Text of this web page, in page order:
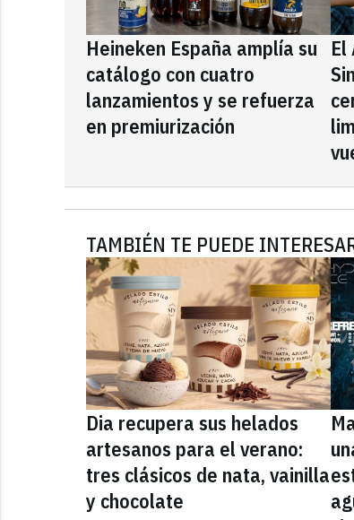
Heineken España amplía su
catálogo con cuatro
lanzamientos y se refuerza
en premiurización
El
TAMBIÉN TE PUEDE
Dia recupera sus helados
artesanos para el verano:
tres clásicos de nata, vainilla
y chocolate